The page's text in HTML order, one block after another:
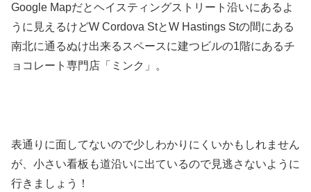
Google Mapだとヘイスティングストリート沿いにあるよ
うに見えるけどW Cordova StとW Hastings Stの間にある
南北に通るぬけ出来るスペースに建つビルの1階にあるチ
ョコレート専門店「ミンク」。
表通りに面してないので少しわかりにくいかもしれません
が、小さい看板も道沿いに出ているので見逃さないように
行きましょう！